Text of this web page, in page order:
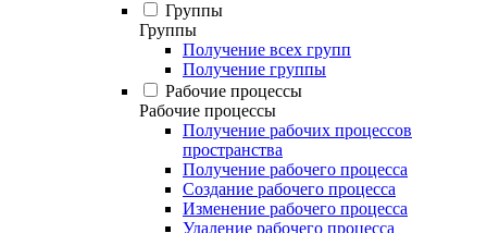
Группы
Группы
Получение всех групп
Получение группы
Рабочие процессы
Рабочие процессы
Получение рабочих процессов
пространства
Получение рабочего процесса
Создание рабочего процесса
Изменение рабочего процесса
Удаление рабочего процесса